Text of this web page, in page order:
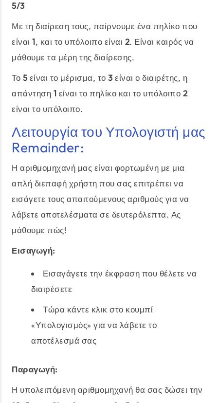
5/3
Με τη διαίρεση τους, παίρνουμε ένα πηλίκο που
είναι 1, και το υπόλοιπο είναι 2. Είναι καιρός να
μάθουμε τα μέρη της διαίρεσης.
Το 5είναι το μέρισμα, το 3 είναι ο διαιρέτης, η
απάντηση 1 είναι το πηλίκο και το υπόλοιπο 2
είναι το υπόλοιπο.
Λειτουργία του Υπολογιστή μας
Remainder:
Η αριθμομηχανή μας είναι φορτωμένη με μια
απλή διεπαφή χρήστη που σας επιτρέπει να
εισάγετε τους απαιτούμενους αριθμούς για να
λάβετε αποτελέσματα σε δευτερόλεπτα. Ας
μάθουμε πώς!
Εισαγωγή:
Εισαγάγετε την έκφραση που θέλετε να
διαιρέσετε
Τώρα κάντε κλικ στο κουμπί
«Υπολογισμός» για να λάβετε το
αποτέλεσμά σας
Παραγωγή:
Η υπολειπόμενη αριθμομηχανή θα σας δώσει την